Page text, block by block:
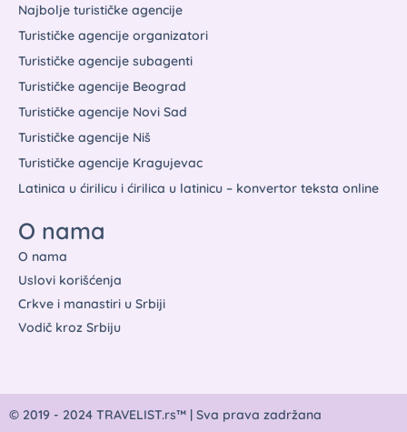
Najbolje turističke agencije
Turističke agencije organizatori
Turističke agencije subagenti
Turističke agencije Beograd
Turističke agencije Novi Sad
Turističke agencije Niš
Turističke agencije Kragujevac
Latinica u ćirilicu i ćirilica u latinicu – konvertor teksta online
O nama
O nama
Uslovi korišćenja
Crkve i manastiri u Srbiji
Vodič kroz Srbiju
© 2019 - 2024 TRAVELIST.rs™ | Sva prava zadržana